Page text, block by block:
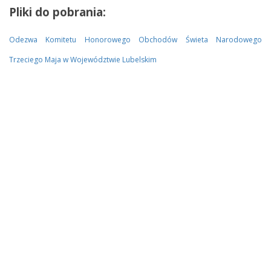
Pliki do pobrania:
Odezwa Komitetu Honorowego Obchodów Świeta Narodowego
Trzeciego Maja w Województwie Lubelskim